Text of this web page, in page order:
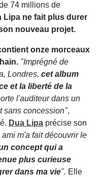
74 millions de
Lipa ne fait plus durer
nouveau projet.
onze morceaux
"Imprégné de
Londres, cet album
et la liberté de la
l'auditeur dans un
sans concession",
Dua Lipa précise son
m'a fait découvrir le
concept quia
plus curieuse
dans ma vie". Elle